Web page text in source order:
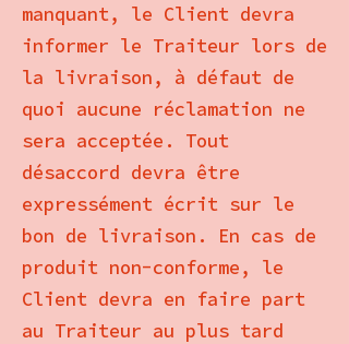
manquant, le Client devra
informer le Traiteur lors de
la livraison, à défaut de
quoi aucune réclamation ne
sera acceptée. Tout
désaccord devra être
expressément écrit sur le
bon de livraison. En cas de
produit non-conforme, le
Client devra en faire part
au Traiteur au plus tard